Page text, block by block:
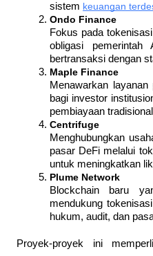
sistem keuangan
Ondo Finance
Fokus pada
obligasi pemerintah
bertransaksi dengan
Maple Finance
Menawarkan
bagi investor
pembiayaan
Centrifuge
Menghubungkan
pasar DeFi melalui
untuk meningkatkan
Plume Network
Blockchain baru
mendukung
hukum, audit, dan
Proyek-proyek ini